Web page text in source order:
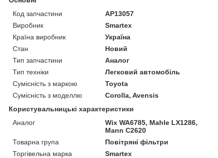
Код запчастини
AP13057
Виробник
Smartex
Країна виробник
Україна
Стан
Новий
Тип запчастини
Аналог
Тип техніки
Легковий автомобіль
Сумісність з маркою
Toyota
Сумісність з моделлю
Corolla, Avensis
Користувальницькі характеристики
Аналог
Wix WA6785, Mahle LX1286,
Mann C2620
Товарна група
Повітряні фільтри
Торгівельна марка
Smartex